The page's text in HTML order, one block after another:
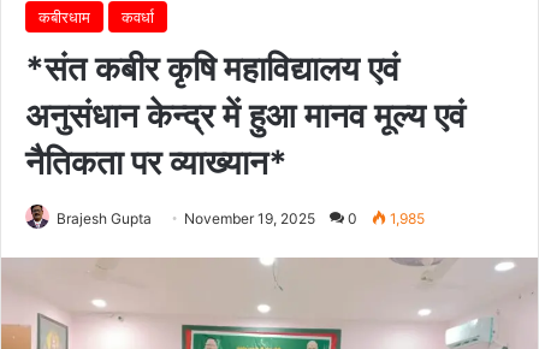
कबीरधाम कवर्धा
*संत कबीर कृषि महाविद्यालय एवं
अनुसंधान केन्द्र में हुआ मानव मूल्य एवं
नैतिकता पर व्याख्यान*
Brajesh Gupta November 19, 2025 0 1,985